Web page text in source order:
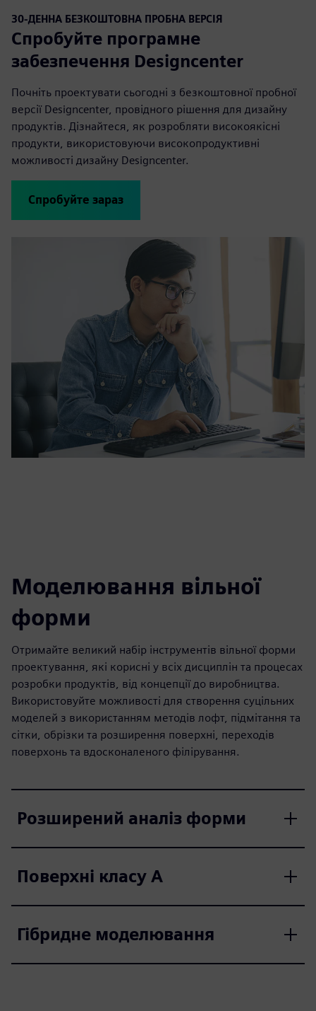
30-ДЕННА БЕЗКОШТОВНА ПРОБНА ВЕРСІЯ
Спробуйте програмне
забезпечення Designcenter
Почніть проектувати сьогодні з безкоштовної пробної
версії Designcenter, провідного рішення для дизайну
продуктів. Дізнайтеся, як розробляти високоякісні
продукти, використовуючи високопродуктивні
можливості дизайну Designcenter.
Спробуйте зараз
Моделювання вільної
форми
Отримайте великий набір інструментів вільної форми
проектування, які корисні у всіх дисциплін та процесах
розробки продуктів, від концепції до виробництва.
Використовуйте можливості для створення суцільних
моделей з використанням методів лофт, підмітання та
сітки, обрізки та розширення поверхні, переходів
поверхонь та вдосконаленого філірування.
Розширений аналіз форми
Поверхні класу А
Гібридне моделювання